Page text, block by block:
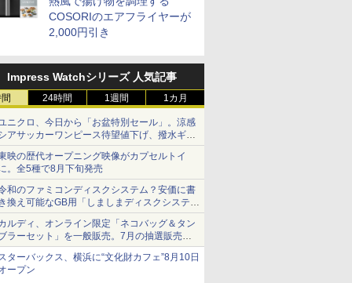
COSORIのエアフライヤーが
2,000円引き
Impress Watchシリーズ 人気記事
24時間 1週間 1カ月
ニクロ、今日から「お盆特別セール」。涼感
アサッカーワンピース待望値下げ、撥水ギア
ョーツは1990円に
映の歴代オープニング映像がカプセルトイ
。全5種で8月下旬発売
和のファミコンディスクシステム？安価に書
換え可能なGB用「しましまディスクシステ
」
ルディ、オンライン限定「ネコバッグ＆タン
ラーセット」を一般販売。7月の抽選販売の
選無効分
ターバックス、横浜に“文化財カフェ”8月10日
ープン